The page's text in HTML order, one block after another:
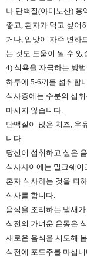
나 단백질(아미노산) 용
좋고, 환자가 먹고 싶어
거나, 입맛이 자주 변하
는 것도 도움이 될 수 있
4) 식욕을 자극하는 방
하루에 5-6끼를 섭취합
식사중에는 수분의 섭
마시지 않습니다.
단백질이 많은 치즈, 우
니다.
당신이 섭취하고 싶은
식사사이에는 밀크쉐
혼자 식사하는 것을 피
식사를 합니다.
음식을 조리하는 냄새
식전의 가벼운 운동은
새로운 음식을 시도해
식전에 포도주를 마십